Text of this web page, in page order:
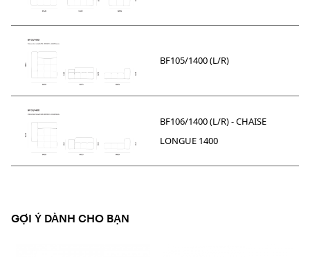
BF105/1400 (L/R)
BF106/1400 (L/R) - CHAISE
LONGUE 1400
GỢI Ý DÀNH CHO BẠN